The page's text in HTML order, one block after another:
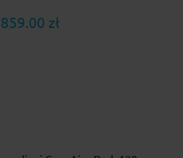
859.00 zł